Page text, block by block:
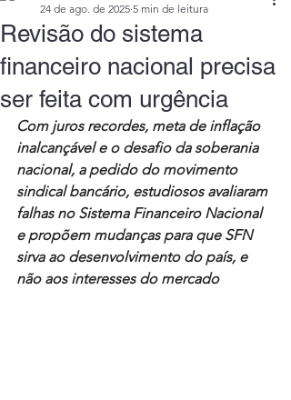
Revisão do sistema
financeiro nacional precisa
ser feita com urgência
24 de ago. de 2025 5 min de leitura
Com juros recordes, meta de inflação
inalcançável e o desafio da soberania
nacional, a pedido do movimento
sindical bancário, estudiosos avaliaram
falhas no Sistema Financeiro Nacional
e propõem mudanças para que SFN
sirva ao desenvolvimento do país, e
não aos interesses do mercado